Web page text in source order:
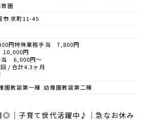
園
市 京町11-45
円特殊業務手当 7,800円
円
当 6,000円～
/ 合計4.3ヶ月
園教諭第一種 幼稚園教諭第二種
◎｜子育て世代活躍中♪｜急なお休み